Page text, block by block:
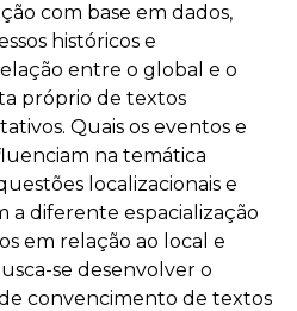
com base em dados,
históricos e
entre o global e o
próprio de textos
Quais os eventos e
na temática
localizacionais e
a diferente espacialização
em relação ao local e
se desenvolver o
convencimento de textos